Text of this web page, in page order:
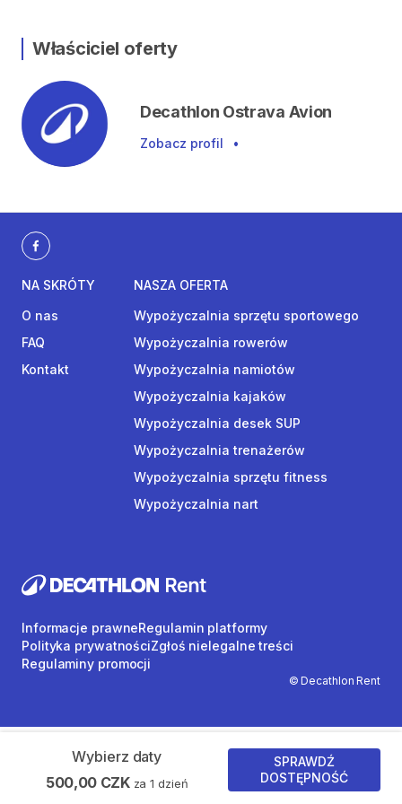
Właściciel oferty
Decathlon Ostrava Avion
Zobacz profil •
Wybierz daty
500,00 CZK za 1 dzień
SPRAWDŹ
DOSTĘPNOŚĆ
NA SKRÓTY
O nas
FAQ
Kontakt
NASZA OFERTA
Wypożyczalnia sprzętu sportowego
Wypożyczalnia rowerów
Wypożyczalnia namiotów
Wypożyczalnia kajaków
Wypożyczalnia desek SUP
Wypożyczalnia trenażerów
Wypożyczalnia sprzętu fitness
Wypożyczalnia nart
© Decathlon Rent
Informacje prawneRegulamin platformy
Polityka prywatnościZgłoś nielegalne treści
Regulaminy promocji